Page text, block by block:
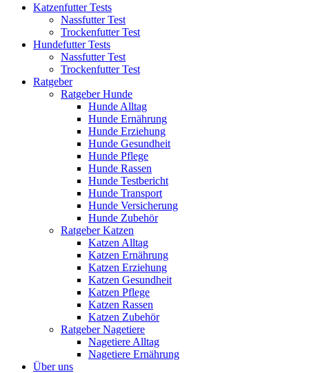
Katzenfutter Tests
Nassfutter Test
Trockenfutter Test
Hundefutter Tests
Nassfutter Test
Trockenfutter Test
Ratgeber
Ratgeber Hunde
Hunde Alltag
Hunde Ernährung
Hunde Erziehung
Hunde Gesundheit
Hunde Pflege
Hunde Rassen
Hunde Testbericht
Hunde Transport
Hunde Versicherung
Hunde Zubehör
Ratgeber Katzen
Katzen Alltag
Katzen Ernährung
Katzen Erziehung
Katzen Gesundheit
Katzen Pflege
Katzen Rassen
Katzen Zubehör
Ratgeber Nagetiere
Nagetiere Alltag
Nagetiere Ernährung
Über uns